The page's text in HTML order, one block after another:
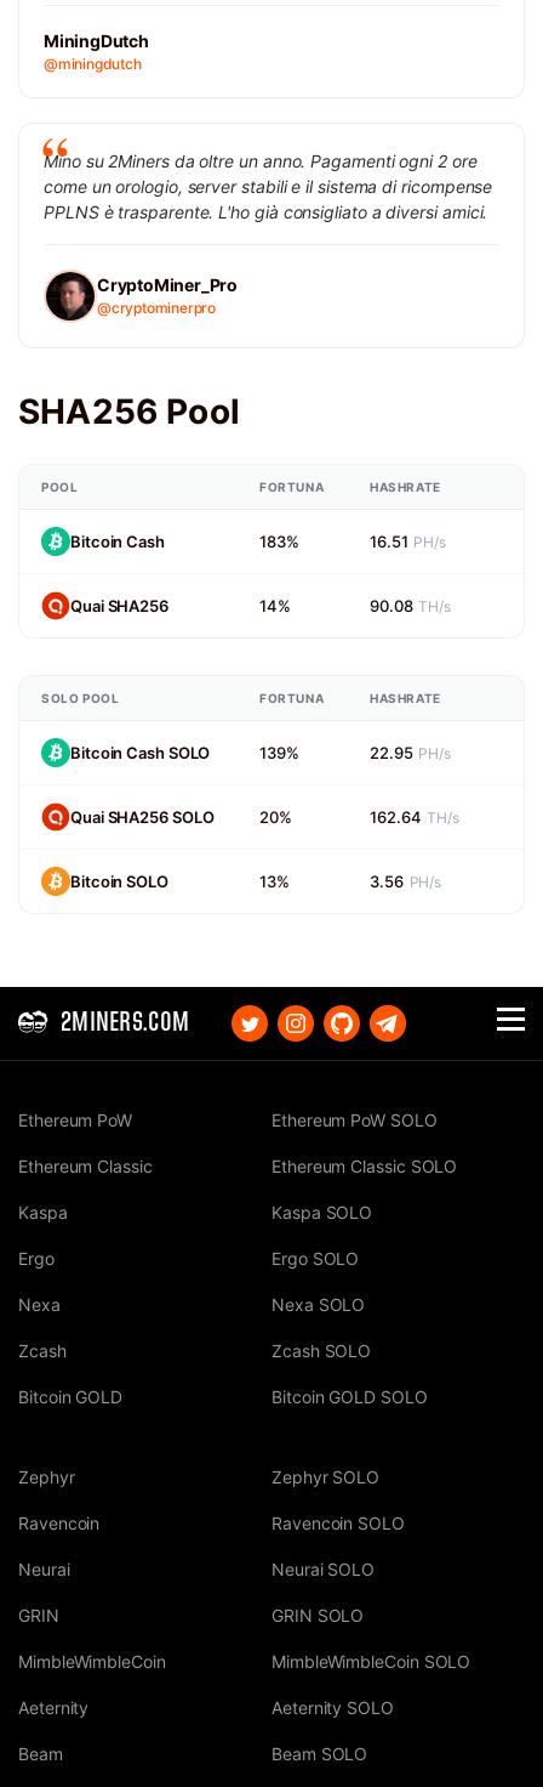
MiningDutch
@miningdutch
Mino su 2Miners da oltre un anno. Pagamenti ogni 2 ore
come un orologio, server stabili e il sistema di ricompense
PPLNS è trasparente. L'ho già consigliato a diversi amici.
CryptoMiner_Pro
@cryptominerpro
SHA256 Pool
POOL FORTUNA HASHRATE
Bitcoin Cash 183% 16.51 PH/s
Quai SHA256 14% 90.08 TH/s
SOLO POOL FORTUNA HASHRATE
Bitcoin Cash SOLO 139% 22.95 PH/s
Quai SHA256 SOLO 20% 162.64 TH/s
Bitcoin SOLO 13% 3.56 PH/s
2MINERS.COM
Ethereum PoW
Ethereum Classic
Kaspa
Ergo
Nexa
Zcash
Bitcoin GOLD
Ethereum PoW SOLO
Ethereum Classic SOLO
Kaspa SOLO
Ergo SOLO
Nexa SOLO
Zcash SOLO
Bitcoin GOLD SOLO
Zephyr
Ravencoin
Neurai
GRIN
MimbleWimbleCoin
Aeternity
Beam
Zephyr SOLO
Ravencoin SOLO
Neurai SOLO
GRIN SOLO
MimbleWimbleCoin SOLO
Aeternity SOLO
Beam SOLO